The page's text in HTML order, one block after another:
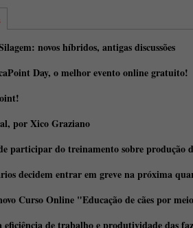
novos híbridos, antigas discussões
Day, o melhor evento online gratuito!
por Xico Graziano
participar do treinamento sobre produção
decidem entrar em greve na próxima
Curso Online "Educação de cães por
de trabalho e produtividade das